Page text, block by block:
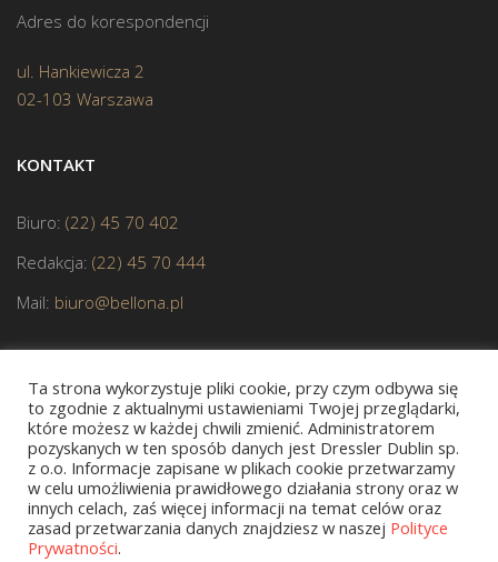
Adres do korespondencji
ul. Hankiewicza 2
02-103 Warszawa
KONTAKT
Biuro: (22) 45 70 402
Redakcja: (22) 45 70 444
Mail: biuro@bellona.pl
JESTEŚMY CZŁONKIEM POLSKIEJ IZBY KSIĄŻKI
Ta strona wykorzystuje pliki cookie, przy czym odbywa się
to zgodnie z aktualnymi ustawieniami Twojej przeglądarki,
które możesz w każdej chwili zmienić. Administratorem
pozyskanych w ten sposób danych jest Dressler Dublin sp.
z o.o. Informacje zapisane w plikach cookie przetwarzamy
w celu umożliwienia prawidłowego działania strony oraz w
innych celach, zaś więcej informacji na temat celów oraz
zasad przetwarzania danych znajdziesz w naszej Polityce
Prywatności.